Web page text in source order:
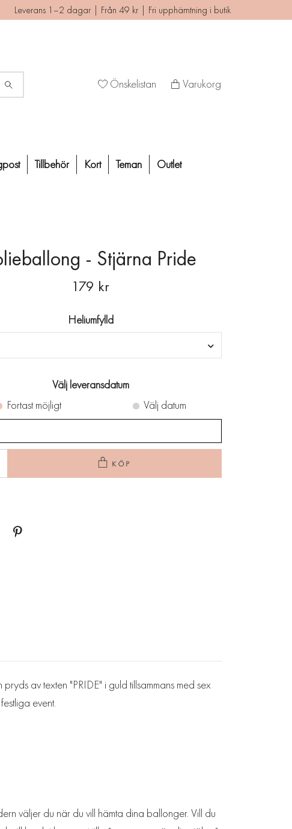
Leverans 1–2 dagar | Från 49 kr | Fri upphämtning i butik
Önskelistan Varukorg
Tillbehör Kort Teman Outlet
- Stjärna Pride
179 kr
Heliumfylld
Välj leveransdatum
Fortast möjligt
Välj datum
KÖP
av texten "PRIDE" i guld tillsammans med sex
event.
väljer du när du vill hämta dina ballonger. Vill du